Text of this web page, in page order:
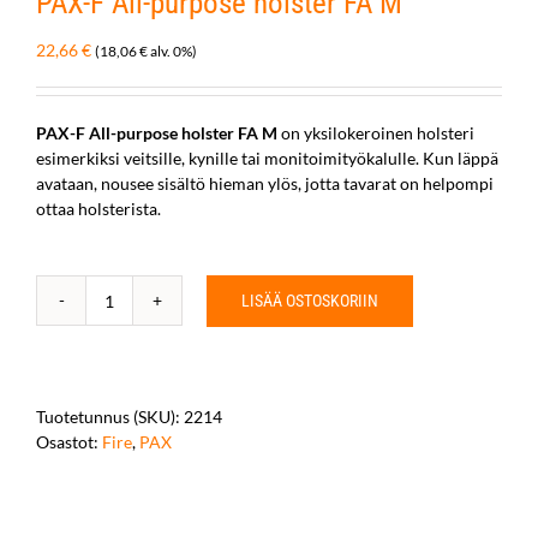
22,66€ (18,06€alv. 0%)
PAX-F All-purpose holster FA M on yksilokeroinen holsteri
esimerkiksi veitsille, kynille tai monitoimityökalulle. Kun läppä
avataan, nousee sisältö hieman ylös, jotta tavarat on helpompi
ottaa holsterista.
PAX-
holster
FA
LISÄÄ OSTOSKORIIN
Tuotetunnus (SKU): 2214
Osastot: Fire, PAX